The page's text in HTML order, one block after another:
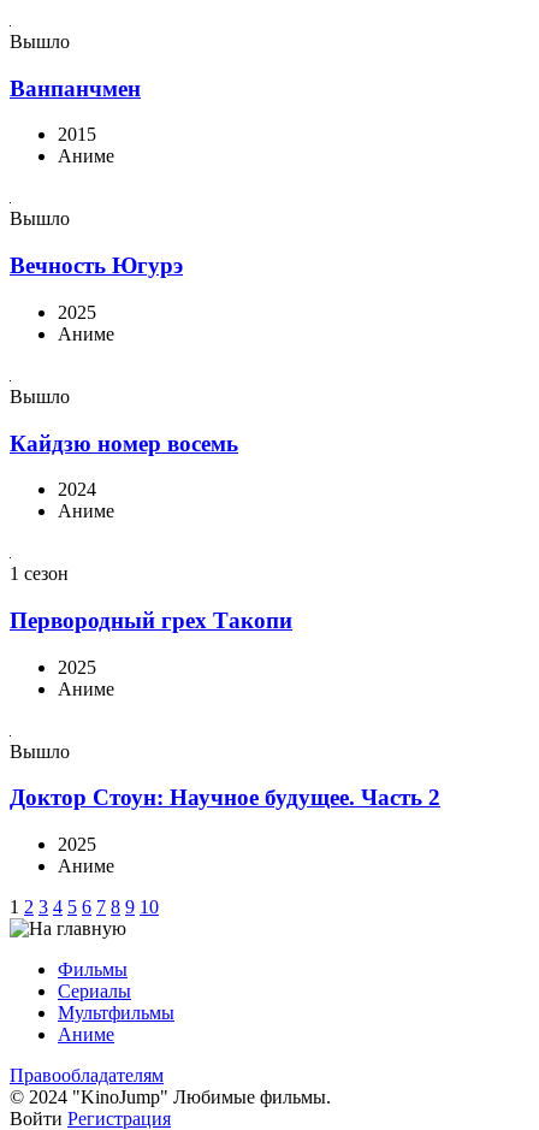
Вышло
Ванпанчмен
2015
Аниме
Вышло
Вечность Югурэ
2025
Аниме
Вышло
Кайдзю номер восемь
2024
Аниме
1 сезон
Первородный грех Такопи
2025
Аниме
Вышло
Доктор Стоун: Научное будущее. Часть 2
2025
Аниме
1 2 3 4 5 6 7 8 9 10
Фильмы
Сериалы
Мультфильмы
Аниме
Правообладателям
© 2024 "KinoJump" Любимые фильмы.
Войти Регистрация